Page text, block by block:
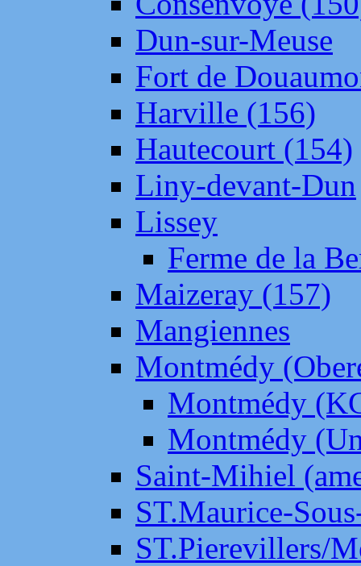
Dun-sur-Meuse
Fort de
Harville (156)
Hautecourt (154)
Liny-devant-Dun
Lissey
Ferme de la
Maizeray (157)
Mangiennes
Montmédy
Montmédy
Montmédy
Saint-Mihiel
ST.Maurice-
ST.Pierevillers/